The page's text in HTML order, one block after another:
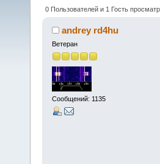
0 Пользователей и 1 Гость
andrey rd4hu
Ветеран
Сообщений: 1135